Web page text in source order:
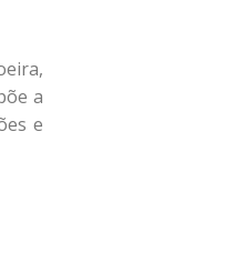
a
e